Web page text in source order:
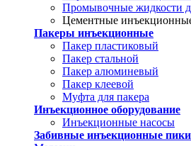
Промывочные жидкости
Цементные
Пакеры инъекционные
Пакер пластиковый
Пакер стальной
Пакер алюминевый
Пакер клеевой
Муфта для пакера
Инъекционное оборудование
Инъекционные насосы
Забивные инъекционные пики